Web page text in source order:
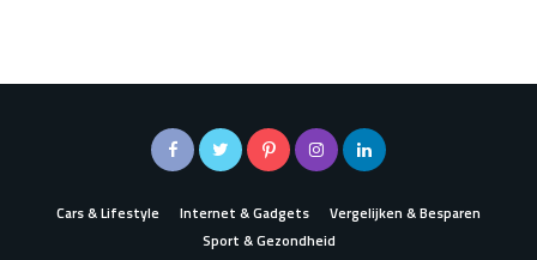
Cars & Lifestyle Internet & Gadgets
Vergelijken & Besparen
Sport & Gezondheid